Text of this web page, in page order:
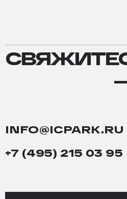
INFO@ICPARK.RU
+7 (495) 215 03 95